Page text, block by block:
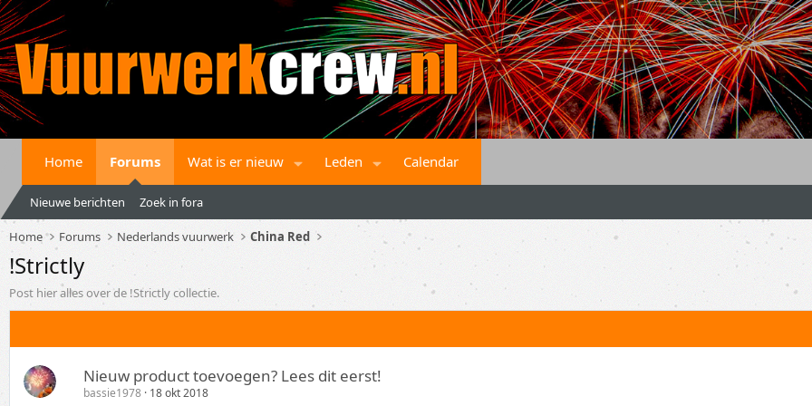
Home Forums Wat is er nieuw Leden Calendar
Nieuwe berichten Zoek in fora
Home Forums Nederlands vuurwerk China Red
!Strictly
Post hier alles over de !Strictly collectie.
Nieuw product toevoegen? Lees dit eerst!
bassie1978 18 okt 2018